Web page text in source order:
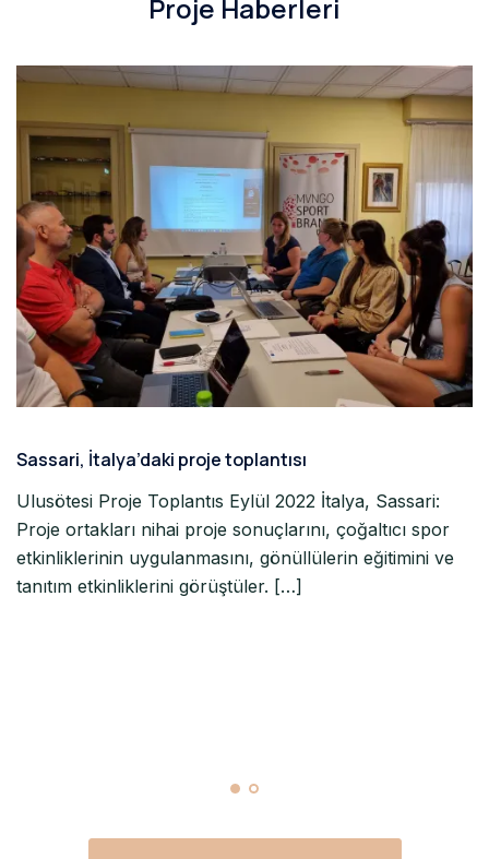
Proje Haberleri
Sassari, İtalya’daki proje toplantısı
Ulusötesi Proje Toplantıs Eylül 2022 İtalya, Sassari:
Proje ortakları nihai proje sonuçlarını, çoğaltıcı spor
etkinliklerinin uygulanmasını, gönüllülerin eğitimini ve
tanıtım etkinliklerini görüştüler. […]